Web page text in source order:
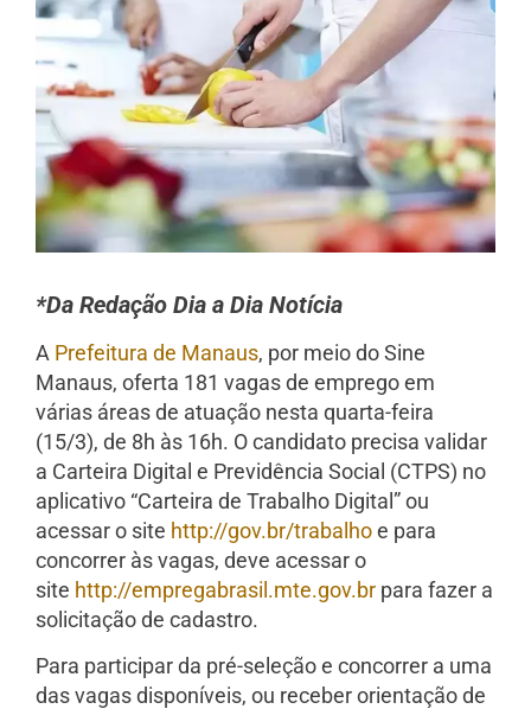
*Da Redação Dia a Dia Notícia
A Prefeitura de Manaus, por meio do Sine
Manaus, oferta 181 vagas de emprego em
várias áreas de atuação nesta quarta-feira
(15/3), de 8h às 16h. O candidato precisa validar
a Carteira Digital e Previdência Social (CTPS) no
aplicativo “Carteira de Trabalho Digital” ou
acessar o site http://gov.br/trabalhoe para
concorrer às vagas, deve acessar o
site http://empregabrasil.mte.gov.br para fazer a
solicitação de cadastro.
Para participar da pré-seleção e concorrer a uma
das vagas disponíveis, ou receber orientação de